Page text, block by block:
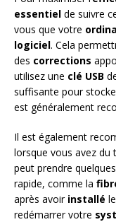
essentiel de suivre
vous que votre
logiciel. Cela
des corrections
utilisez une clé USB
suffisante pour
est généralement
Il est également
lorsque vous avez du
peut prendre quelques
rapide, comme la
après avoir installé
redémarrer votre